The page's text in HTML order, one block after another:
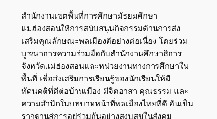
สำนักงานเขตพื้นที่การศึกษามัธยมศึกษา
แม่ฮ่องสอนให้การสนับสนุนกิจกรรมด้านการส่ง
เสริมคุณลักษณะพลเมืองดีอย่างต่อเนื่อง โดยร่วม
บูรณาการความร่วมมือกับสำนักงานศึกษาธิการ
จังหวัดแม่ฮ่องสอนและหน่วยงานทางการศึกษาใน
พื้นที่ เพื่อส่งเสริมการเรียนรู้ของนักเรียนให้มี
ทัศนคติที่ดีต่อบ้านเมือง มีจิตอาสา คุณธรรม และ
ความสำนึกในบทบาทหน้าที่พลเมืองไทยที่ดี อันเป็น
รากฐานสู่การอยู่ร่วมกันอย่างสงบสุขในสังคม